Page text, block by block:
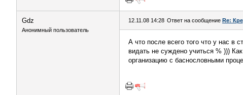
Gdz
Анонимный пользователь
12.11.08 14:28 Ответ на сообщение Re:
А что после всего того что у нас в
видать не суждено учиться % )))
организацию с баснословными